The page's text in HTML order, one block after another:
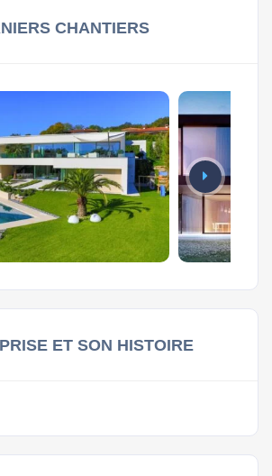
CHANTIERS
ET SON HISTOIRE